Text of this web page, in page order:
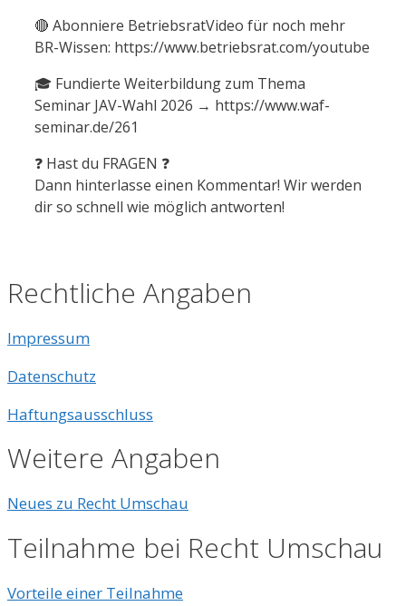
🔴 Abonniere BetriebsratVideo für noch mehr
BR-Wissen: https://www.betriebsrat.com/youtube
🎓 Fundierte Weiterbildung zum Thema
Seminar JAV-Wahl 2026 → https://www.waf-
seminar.de/261
❓ Hast du FRAGEN ❓
Dann hinterlasse einen Kommentar! Wir werden
dir so schnell wie möglich antworten!
Rechtliche Angaben
Impressum
Datenschutz
Haftungsausschluss
Weitere Angaben
Neues zu Recht Umschau
Teilnahme bei Recht Umschau
Vorteile einer Teilnahme